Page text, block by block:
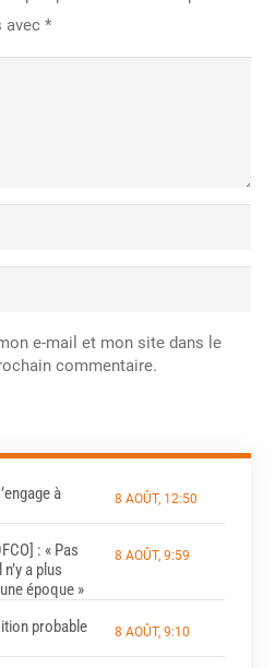
avec *
e-mail et mon site dans le
commentaire.
à
8 AOÛT, 12:50
: « Pas
a plus
époque »
8 AOÛT, 9:59
probable
8 AOÛT, 9:10